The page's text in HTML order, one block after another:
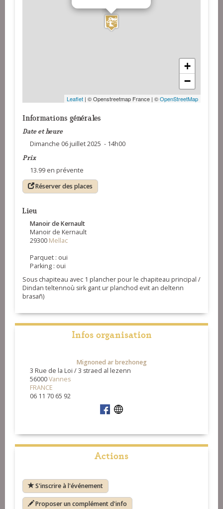
+
−
Leaflet | © Openstreetmap France | ©OpenStreetMap
Informations générales
Date et heure
Dimanche 06 juillet 2025 - 14h00
Prix
13.99 en prévente
Réserver des places
Lieu
Manoir de Kernault
Manoir de Kernault
29300 Mellac
Parquet : oui
Parking : oui
Sous chapiteau avec 1 plancher pour le chapiteau principal /
Dindan teltennoù sirk gant ur planchod evit an deltenn
brasañ)
Infos organisation
Mignoned ar brezhoneg
3 Rue de la Loi / 3 straed al lezenn
56000Vannes
FRANCE
06 11 70 65 92
Actions
S'inscrire à l'événement
Proposer un complément d'info